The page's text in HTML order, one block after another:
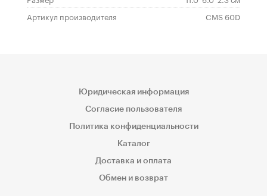
Артикул производителя
CMS 60D
Юридическая информация
Согласие пользователя
Политика конфиденциальности
Каталог
Доставка и оплата
Обмен и возврат